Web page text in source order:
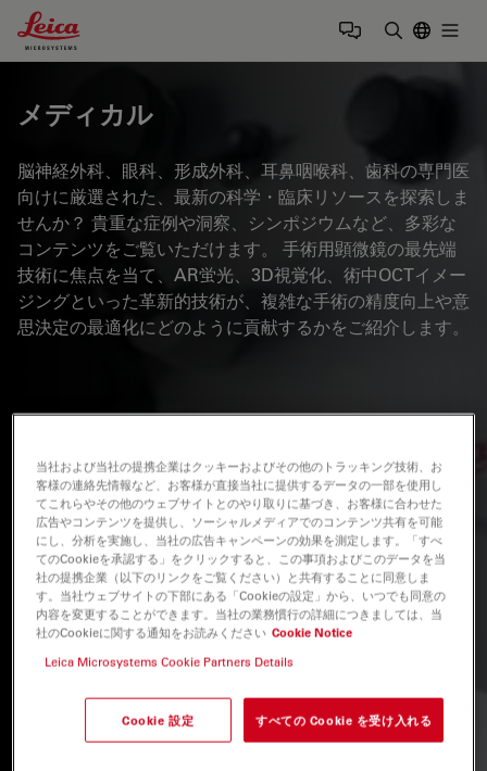
Leica Microsystems Logo
メディカル
脳神経外科、眼科、形成外科、耳鼻咽喉科、歯科の専門医
向けに厳選された、最新の科学・臨床リソースを探索しま
せんか？ 貴重な症例や洞察、シンポジウムなど、多彩な
コンテンツをご覧いただけます。 手術用顕微鏡の最先端
技術に焦点を当て、AR蛍光、3D視覚化、術中OCTイメー
ジングといった革新的技術が、複雑な手術の精度向上や意
思決定の最適化にどのように貢献するかをご紹介します。
当社および当社の提携企業はクッキーおよびその他のトラッキング技術、お
客様の連絡先情報など、お客様が直接当社に提供するデータの一部を使用し
てこれらやその他のウェブサイトとのやり取りに基づき、お客様に合わせた
広告やコンテンツを提供し、ソーシャルメディアでのコンテンツ共有を可能
にし、分析を実施し、当社の広告キャンペーンの効果を測定します。「すべ
てのCookieを承認する」をクリックすると、この事項およびこのデータを当
社の提携企業（以下のリンクをご覧ください）と共有することに同意しま
す。当社ウェブサイトの下部にある「Cookieの設定」から、いつでも同意の
内容を変更することができます。当社の業務慣行の詳細につきましては、当
社のCookieに関する通知をお読みください Cookie Notice
Leica Microsystems Cookie Partners Details
Cookie 設定 すべての Cookie を受け入れる